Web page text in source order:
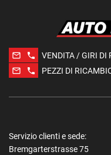
mail_outline phone VENDITA / GIRI DI
mail_outline
phone PEZZI DI
Servizio clienti e sede:
Bremgarterstrasse 75